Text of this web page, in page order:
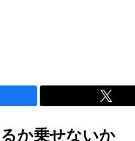
か乗せないか